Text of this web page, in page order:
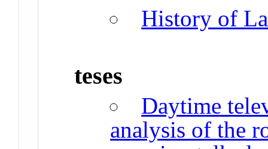
History of
teses
Daytime
analysis of the